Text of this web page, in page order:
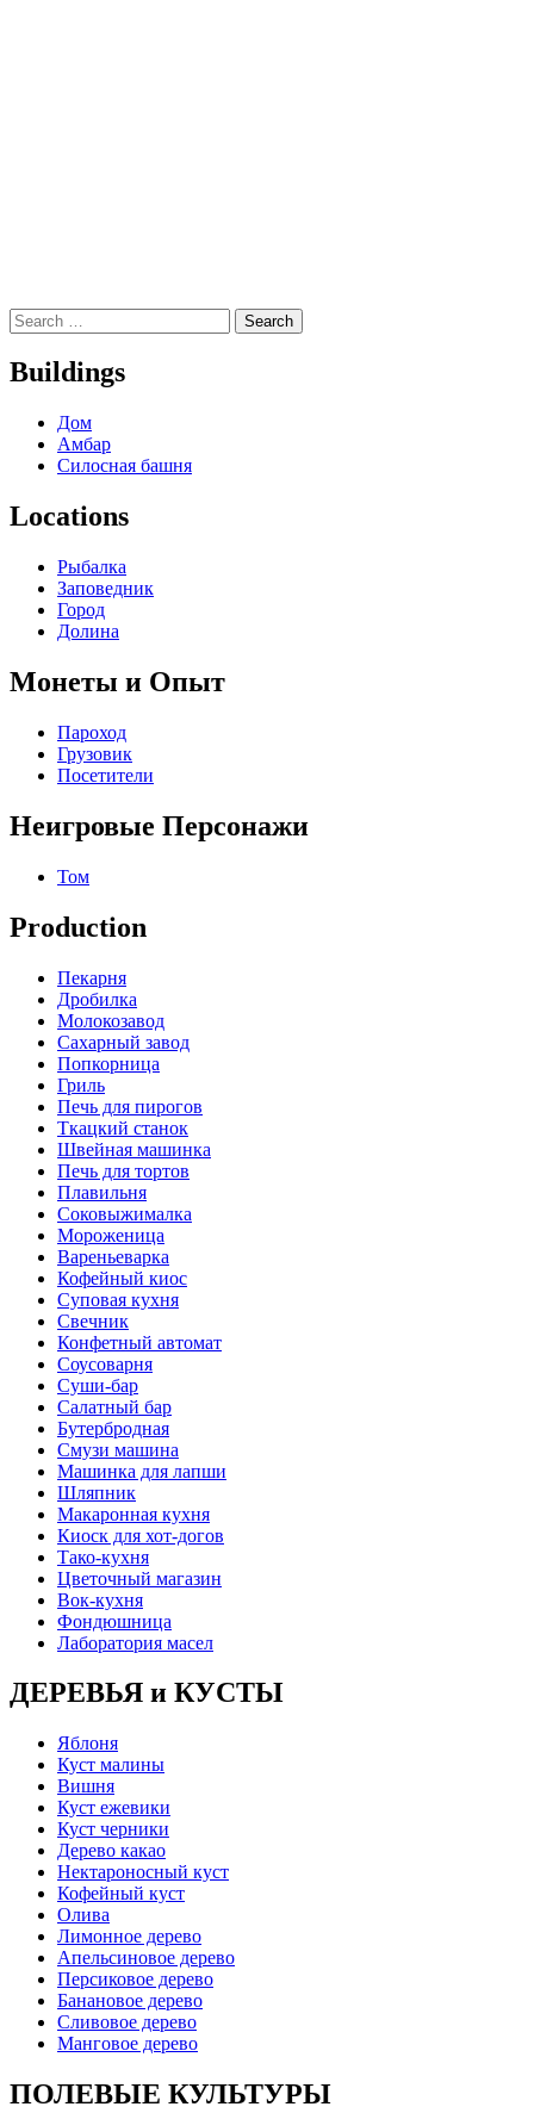
Buildings
Дом
Амбар
Силосная башня
Locations
Рыбалка
Заповедник
Город
Долина
Монеты и Опыт
Пароход
Грузовик
Посетители
Неигровые Персонажи
Том
Production
Пекарня
Дробилка
Молокозавод
Сахарный завод
Попкорница
Гриль
Печь для пирогов
Ткацкий станок
Швейная машинка
Печь для тортов
Плавильня
Соковыжималка
Мороженица
Вареньеварка
Кофейный киос
Суповая кухня
Свечник
Конфетный автомат
Соусоварня
Суши-бар
Салатный бар
Бутербродная
Смузи машина
Машинка для лапши
Шляпник
Макаронная кухня
Киоск для хот-догов
Тако-кухня
Цветочный магазин
Вок-кухня
Фондюшница
Лаборатория масел
ДЕРЕВЬЯ и КУСТЫ
Яблоня
Куст малины
Вишня
Куст ежевики
Куст черники
Дерево какао
Нектароносный куст
Кофейный куст
Олива
Лимонное дерево
Апельсиновое дерево
Персиковое дерево
Банановое дерево
Сливовое дерево
Манговое дерево
ПОЛЕВЫЕ КУЛЬТУРЫ